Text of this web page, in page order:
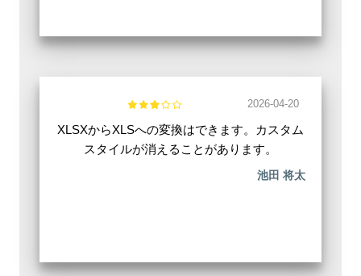
2026-04-20
XLSXからXLSへの変換はできます。カスタム
スタイルが消えることがあります。
池田 将太